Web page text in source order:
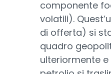
componente
volatili).
di offerta) si
quadro
ulteriormente